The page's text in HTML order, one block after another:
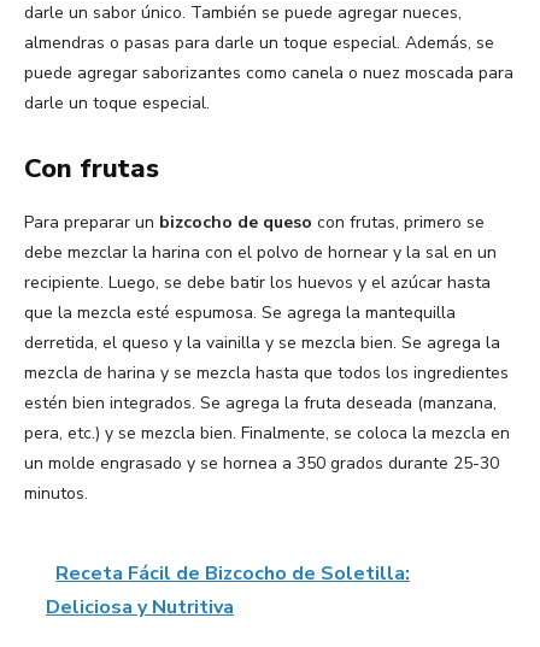
darle un sabor único. También se puede agregar nueces,
almendras o pasas para darle un toque especial. Además, se
puede agregar saborizantes como canela o nuez moscada para
darle un toque especial.
Con frutas
Para preparar un bizcocho de queso con frutas, primero se
debe mezclar la harina con el polvo de hornear y la sal en un
recipiente. Luego, se debe batir los huevos y el azúcar hasta
que la mezcla esté espumosa. Se agrega la mantequilla
derretida, el queso y la vainilla y se mezcla bien. Se agrega la
mezcla de harina y se mezcla hasta que todos los ingredientes
estén bien integrados. Se agrega la fruta deseada (manzana,
pera, etc.) y se mezcla bien. Finalmente, se coloca la mezcla en
un molde engrasado y se hornea a 350 grados durante 25-30
minutos.
Receta Fácil de Bizcocho de Soletilla:
Deliciosa y Nutritiva